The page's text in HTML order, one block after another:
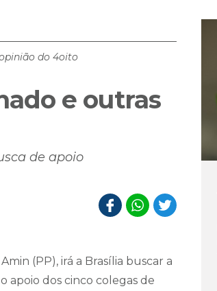
do 4oito
e outras
de apoio
(PP), irá a Brasília buscar a
apoio dos cinco colegas de